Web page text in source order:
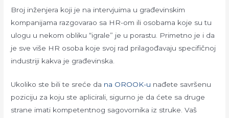
Broj inženjera koji je na intervjuima u građevinskim
kompanijama razgovarao sa HR-om ili osobama koje su tu
ulogu u nekom obliku “igrale” je u porastu. Primetno je i da
je sve više HR osoba koje svoj rad prilagođavaju specifičnoj
industriji kakva je građevinska.
Ukoliko ste bili te sreće da na OROOK-u nađete savršenu
poziciju za koju ste aplicirali, sigurno je da ćete sa druge
strane imati kompetentnog sagovornika iz struke. Vaš